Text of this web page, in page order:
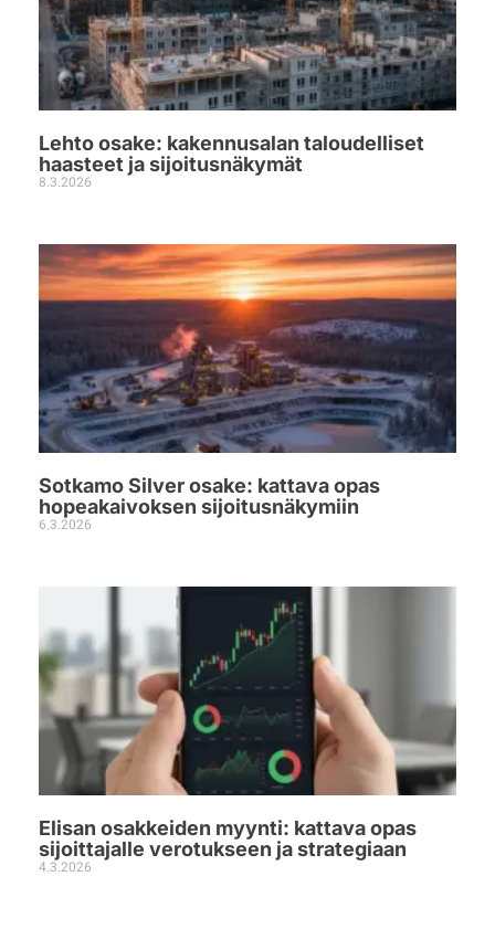
Lehto osake: kakennusalan taloudelliset
haasteet ja sijoitusnäkymät
8.3.2026
Sotkamo Silver osake: kattava opas
hopeakaivoksen sijoitusnäkymiin
6.3.2026
Elisan osakkeiden myynti: kattava opas
sijoittajalle verotukseen ja strategiaan
4.3.2026